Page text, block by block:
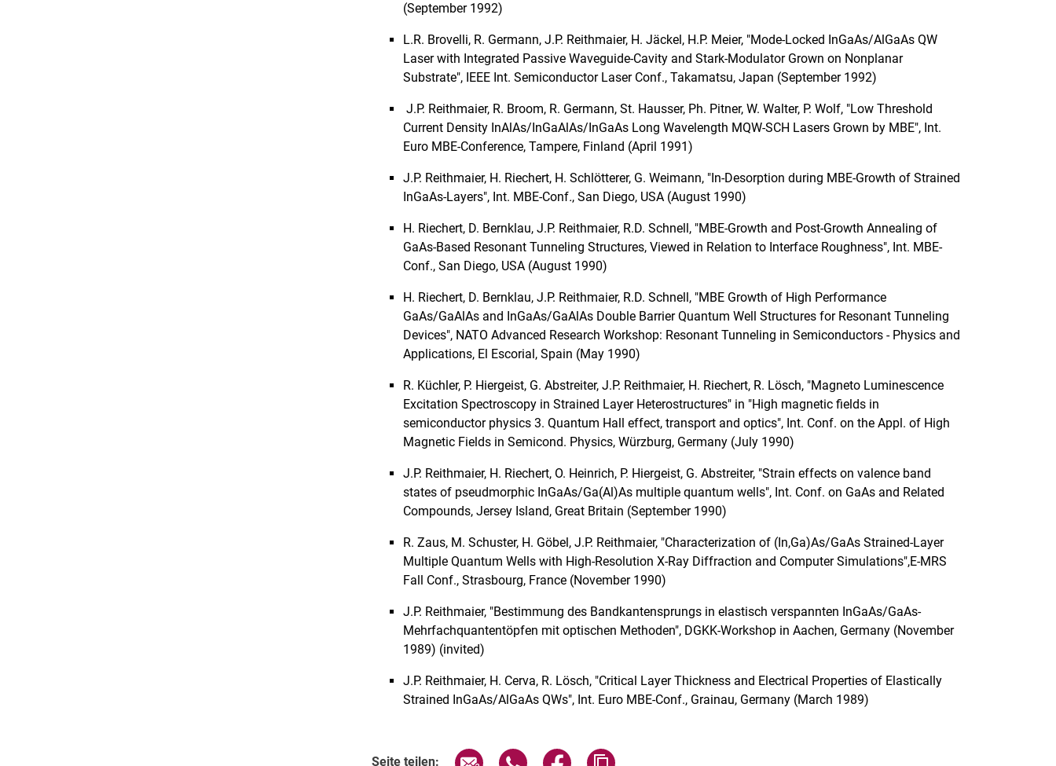
(September 1992)
L.R. Brovelli, R. Germann, J.P. Reithmaier, H. Jäckel, H.P. Meier, "Mode-Locked InGaAs/AlGaAs QW
Laser with Integrated Passive Waveguide-Cavity and Stark-Modulator Grown on Nonplanar
Substrate", IEEE Int. Semiconductor Laser Conf., Takamatsu, Japan (September 1992)
J.P. Reithmaier, R. Broom, R. Germann, St. Hausser, Ph. Pitner, W. Walter, P. Wolf, "Low Threshold
Current Density InAlAs/InGaAlAs/InGaAs Long Wavelength MQW-SCH Lasers Grown by MBE", Int.
Euro MBE-Conference, Tampere, Finland (April 1991)
J.P. Reithmaier, H. Riechert, H. Schlötterer, G. Weimann, "In-Desorption during MBE-Growth of Strained
InGaAs-Layers", Int. MBE-Conf., San Diego, USA (August 1990)
H. Riechert, D. Bernklau, J.P. Reithmaier, R.D. Schnell, "MBE-Growth and Post-Growth Annealing of
GaAs-Based Resonant Tunneling Structures, Viewed in Relation to Interface Roughness", Int. MBE-
Conf., San Diego, USA (August 1990)
H. Riechert, D. Bernklau, J.P. Reithmaier, R.D. Schnell, "MBE Growth of High Performance
GaAs/GaAlAs and InGaAs/GaAlAs Double Barrier Quantum Well Structures for Resonant Tunneling
Devices", NATO Advanced Research Workshop: Resonant Tunneling in Semiconductors - Physics and
Applications, El Escorial, Spain (May 1990)
R. Küchler, P. Hiergeist, G. Abstreiter, J.P. Reithmaier, H. Riechert, R. Lösch, "Magneto Luminescence
Excitation Spectroscopy in Strained Layer Heterostructures" in "High magnetic fields in
semiconductor physics 3. Quantum Hall effect, transport and optics", Int. Conf. on the Appl. of High
Magnetic Fields in Semicond. Physics, Würzburg, Germany (July 1990)
J.P. Reithmaier, H. Riechert, O. Heinrich, P. Hiergeist, G. Abstreiter, "Strain effects on valence band
states of pseudmorphic InGaAs/Ga(Al)As multiple quantum wells", Int. Conf. on GaAs and Related
Compounds, Jersey Island, Great Britain (September 1990)
R. Zaus, M. Schuster, H. Göbel, J.P. Reithmaier, "Characterization of (In,Ga)As/GaAs Strained-Layer
Multiple Quantum Wells with High-Resolution X-Ray Diffraction and Computer Simulations",E-MRS
Fall Conf., Strasbourg, France (November 1990)
J.P. Reithmaier, "Bestimmung des Bandkantensprungs in elastisch verspannten InGaAs/GaAs-
Mehrfachquantentöpfen mit optischen Methoden", DGKK-Workshop in Aachen, Germany (November
1989) (invited)
J.P. Reithmaier, H. Cerva, R. Lösch, "Critical Layer Thickness and Electrical Properties of Elastically
Strained InGaAs/AlGaAs QWs", Int. Euro MBE-Conf., Grainau, Germany (March 1989)
Seite teilen: Seite über E-Mail teilen
Seite über WhatsApp teilen (externer Link, öffnet neues Fenster)
Seite über Facebook teilen (externer Link, öffnet neues Fenster)